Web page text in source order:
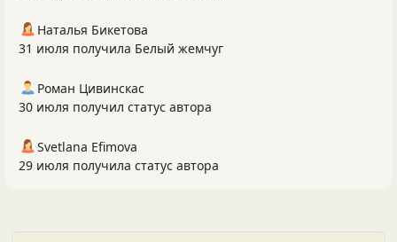
Наталья Бикетова
31 июля получила Белый жемчуг
Роман Цивинскас
30 июля получил статус автора
Svetlana Efimova
29 июля получила статус автора